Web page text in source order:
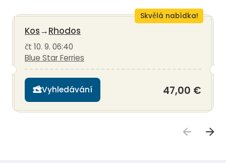
Skvělá nabídka!
Kos→Rhodos
čt 10. 9. 06:40
Blue Star Ferries
Vyhledávání 47,00 €